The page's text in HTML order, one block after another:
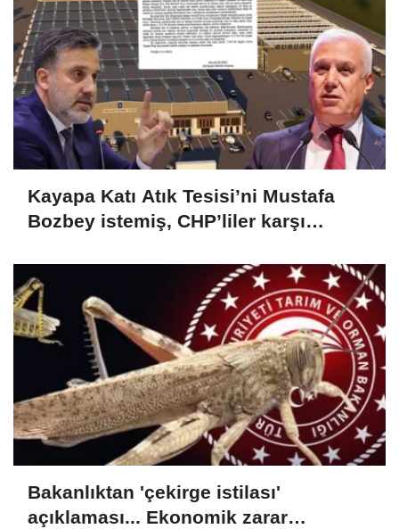
Kayapa Katı Atık Tesisi’ni Mustafa
Bozbey istemiş, CHP’liler karşı
Bakanlıktan 'çekirge istilası'
açıklaması... Ekonomik zarar